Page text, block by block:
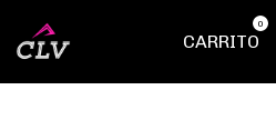
CARRITO
0